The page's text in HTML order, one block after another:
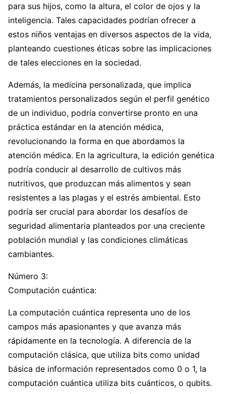
para sus hijos, como la altura, el color de ojos y la
inteligencia. Tales capacidades podrían ofrecer a
estos niños ventajas en diversos aspectos de la vida,
planteando cuestiones éticas sobre las implicaciones
de tales elecciones en la sociedad.
Además, la medicina personalizada, que implica
tratamientos personalizados según el perfil genético
de un individuo, podría convertirse pronto en una
práctica estándar en la atención médica,
revolucionando la forma en que abordamos la
atención médica. En la agricultura, la edición genética
podría conducir al desarrollo de cultivos más
nutritivos, que produzcan más alimentos y sean
resistentes a las plagas y el estrés ambiental. Esto
podría ser crucial para abordar los desafíos de
seguridad alimentaria planteados por una creciente
población mundial y las condiciones climáticas
cambiantes.
Número 3:
Computación cuántica:
La computación cuántica representa uno de los
campos más apasionantes y que avanza más
rápidamente en la tecnología. A diferencia de la
computación clásica, que utiliza bits como unidad
básica de información representados como 0 o 1, la
computación cuántica utiliza bits cuánticos, o qubits.